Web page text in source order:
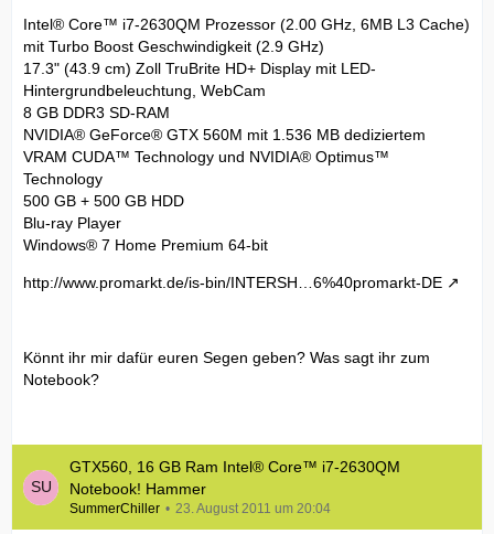
Intel® Core™ i7-2630QM Prozessor (2.00 GHz, 6MB L3 Cache)
mit Turbo Boost Geschwindigkeit (2.9 GHz)
17.3" (43.9 cm) Zoll TruBrite HD+ Display mit LED-
Hintergrundbeleuchtung, WebCam
8 GB DDR3 SD-RAM
NVIDIA® GeForce® GTX 560M mit 1.536 MB dediziertem
VRAM CUDA™ Technology und NVIDIA® Optimus™
Technology
500 GB + 500 GB HDD
Blu-ray Player
Windows® 7 Home Premium 64-bit
http://www.promarkt.de/is-bin/INTERSH…6%40promarkt-DE
Könnt ihr mir dafür euren Segen geben? Was sagt ihr zum
Notebook?
GTX560, 16 GB Ram Intel® Core™ i7-2630QM
Notebook! Hammer
SummerChiller 23. August 2011 um 20:04